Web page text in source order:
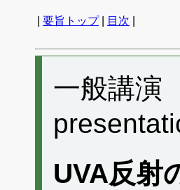
要旨トップ| 目次
一般講演
UVA反射